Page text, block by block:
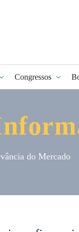
Congressos
Programa
do Mercado